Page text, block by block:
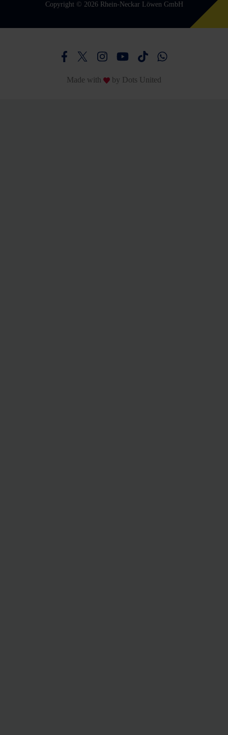
Copyright © 2026 Rhein-Neckar Löwen GmbH
Besucht uns auf Facebook
Besucht uns auf Twitter
Besucht uns auf Instagram
Besucht uns auf Youtube
Besucht uns auf
Besucht uns auf
Made with by Dots United